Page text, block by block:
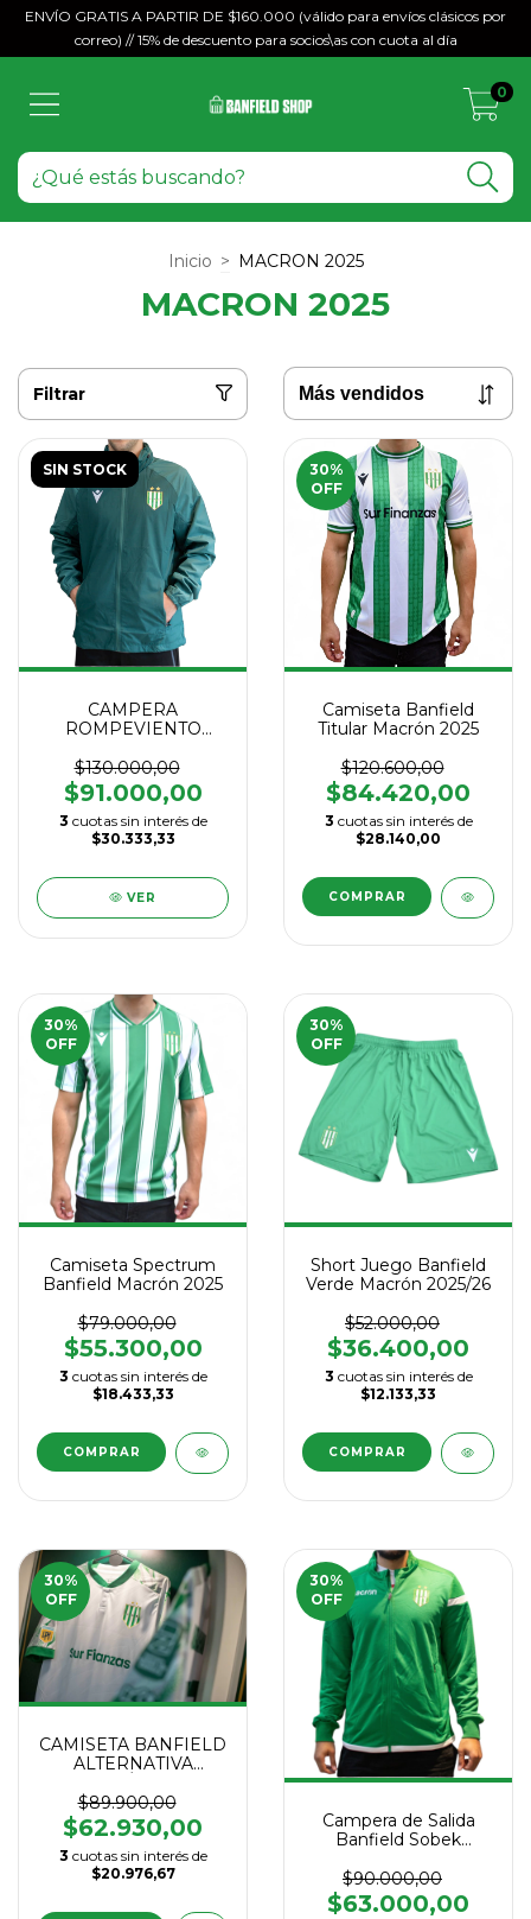
ENVÍO GRATIS A PARTIR DE $160.000 (válido para envíos clásicos por
correo) // 15% de descuento para socios\as con cuota al día
0
Inicio > MACRON 2025
MACRON 2025
Filtrar
SIN STOCK
CAMPERA
ROMPEVIENTO
$130.000,00
$91.000,00
3 cuotas sin interés de
$30.333,33
VER
30%
OFF
Camiseta Banfield
Titular Macrón 2025
$120.600,00
$84.420,00
3 cuotas sin interés de
$28.140,00
COMPRAR
30%
OFF
Camiseta Spectrum
Banfield Macrón 2025
$79.000,00
$55.300,00
3 cuotas sin interés de
$18.433,33
COMPRAR
30%
OFF
Short Juego Banfield
Verde Macrón 2025/26
$52.000,00
$36.400,00
3 cuotas sin interés de
$12.133,33
COMPRAR
30%
OFF
CAMISETA BANFIELD
ALTERNATIVA
$89.900,00
$62.930,00
3 cuotas sin interés de
$20.976,67
30%
OFF
Campera de Salida
Banfield Sobek
$90.000,00
$63.000,00